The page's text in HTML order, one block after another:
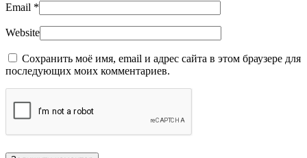
Email *
Website
Сохранить моё имя, email и адрес сайта в этом браузере для
последующих моих комментариев.